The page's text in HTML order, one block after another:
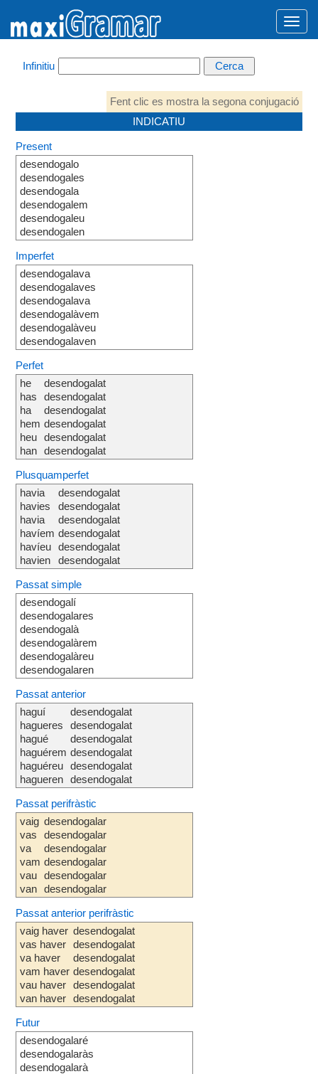
Infinitiu
Fent clic es mostra la segona conjugació
INDICATIU
Present
desendogalo
desendogales
desendogala
desendogalem
desendogaleu
desendogalen
Imperfet
desendogalava
desendogalaves
desendogalava
desendogalàvem
desendogalàveu
desendogalaven
Perfet
he
has
ha
hem
heu
han
desendogalat
desendogalat
desendogalat
desendogalat
desendogalat
desendogalat
Plusquamperfet
havia
havies
havia
havíem
havíeu
havien
desendogalat
desendogalat
desendogalat
desendogalat
desendogalat
desendogalat
Passat simple
desendogalí
desendogalares
desendogalà
desendogalàrem
desendogalàreu
desendogalaren
Passat anterior
haguí
hagueres
hagué
haguérem
haguéreu
hagueren
desendogalat
desendogalat
desendogalat
desendogalat
desendogalat
desendogalat
Passat perifràstic
vaig
vas
va
vam
vau
van
desendogalar
desendogalar
desendogalar
desendogalar
desendogalar
desendogalar
Passat anterior perifràstic
vaig haver
vas haver
va haver
vam haver
vau haver
van haver
desendogalat
desendogalat
desendogalat
desendogalat
desendogalat
desendogalat
Futur
desendogalaré
desendogalaràs
desendogalarà